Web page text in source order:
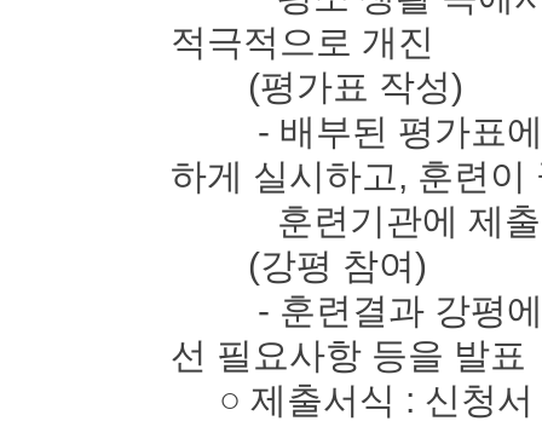
적극적으로 개진
(평가표 작성)
- 배부된 평가표에
하게 실시하고, 훈련이
훈련기관에 제출
(강평 참여)
- 훈련결과 강평에
선 필요사항 등을 발표
○ 제출서식 : 신청서